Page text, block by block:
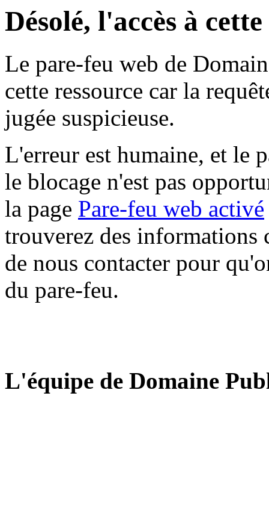
Désolé, l'accès à
Le pare-feu web de
cette ressource car la
jugée suspicieuse.
L'erreur est humaine, et le
le blocage n'est pas
la page Pare-feu web activé
trouverez des informations
de nous contacter pour
du pare-feu.
L'équipe de Domaine